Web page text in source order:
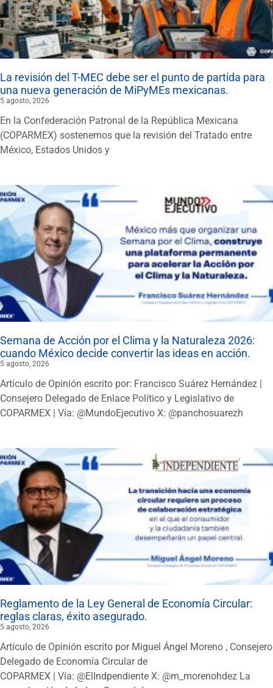
La revisión del T-MEC debe ser el punto de partida para
una nueva generación de MiPyMEs mexicanas.
5 agosto, 2026
En la Confederación Patronal de la República Mexicana
(COPARMEX) sostenemos que la revisión del Tratado entre
México, Estados Unidos y
Semana de Acción por el Clima y la Naturaleza 2026:
cuando México decide convertir las ideas en acción.
5 agosto, 2026
Artículo de Opinión escrito por: Francisco Suárez Hernández |
Consejero Delegado de Enlace Político y Legislativo de
COPARMEX | Vía: @MundoEjecutivo X: @panchosuarezh
Reglamento de la Ley General de Economía Circular:
reglas claras, éxito asegurado.
5 agosto, 2026
Artículo de Opinión escrito por Miguel Ángel Moreno , Consejero
Delegado de Economía Circular de
COPARMEX | Vía: @ElIndpendiente X: @m_morenohdez La